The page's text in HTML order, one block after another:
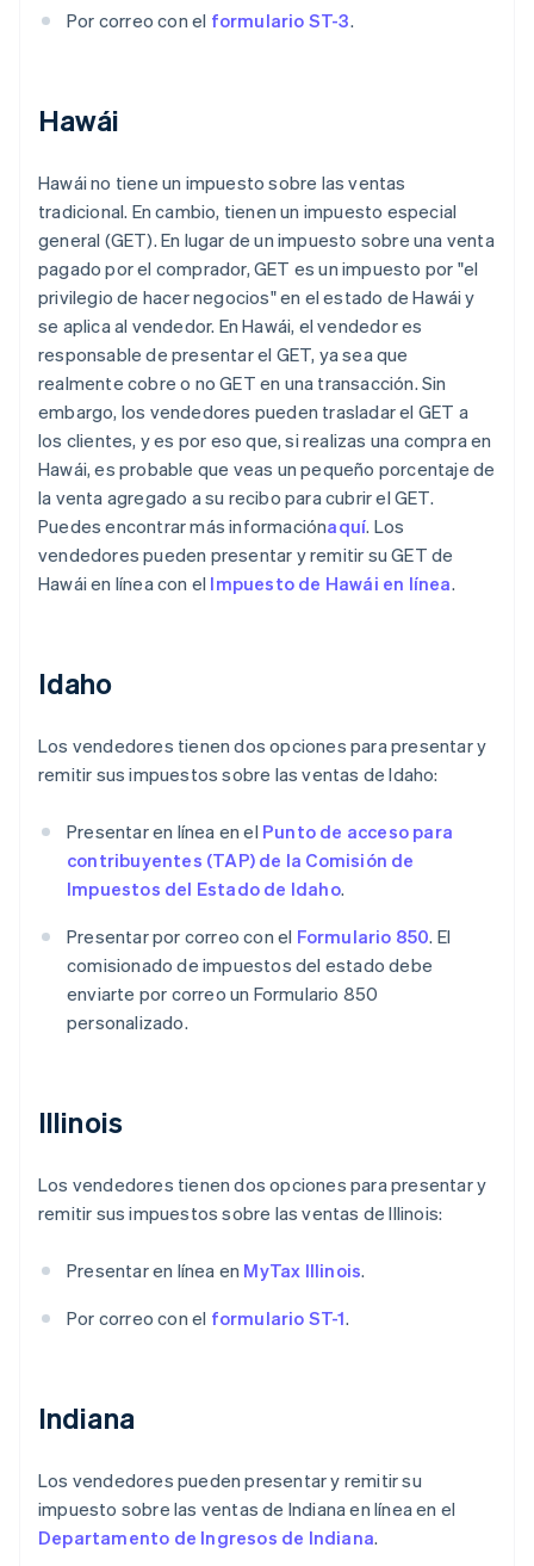
Por correo con el formulario ST-3.
Hawái
Hawái no tiene un impuesto sobre las ventas
tradicional. En cambio, tienen un impuesto especial
general (GET). En lugar de un impuesto sobre una venta
pagado por el comprador, GET es un impuesto por "el
privilegio de hacer negocios" en el estado de Hawái y
se aplica al vendedor. En Hawái, el vendedor es
responsable de presentar el GET, ya sea que
realmente cobre o no GET en una transacción. Sin
embargo, los vendedores pueden trasladar el GET a
los clientes, y es por eso que, si realizas una compra en
Hawái, es probable que veas un pequeño porcentaje de
la venta agregado a su recibo para cubrir el GET.
Puedes encontrar más informaciónaquí. Los
vendedores pueden presentar y remitir su GET de
Hawái en línea con el Impuesto de Hawái en línea.
Idaho
Los vendedores tienen dos opciones para presentar y
remitir sus impuestos sobre las ventas de Idaho:
Presentar en línea en el Punto de acceso para
contribuyentes (TAP) de la Comisión de
Impuestos del Estado de Idaho.
Presentar por correo con el Formulario 850. El
comisionado de impuestos del estado debe
enviarte por correo un Formulario 850
personalizado.
Illinois
Los vendedores tienen dos opciones para presentar y
remitir sus impuestos sobre las ventas de Illinois:
Presentar en línea en MyTax Illinois.
Por correo con el formulario ST-1.
Indiana
Los vendedores pueden presentar y remitir su
impuesto sobre las ventas de Indiana en línea en el
Departamento de Ingresos de Indiana.